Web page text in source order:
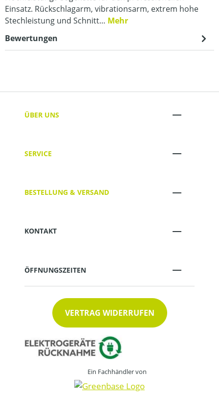
Einsatz. Rückschlagarm, vibrationsarm, extrem hohe
Stechleistung und Schnitt… Mehr
Bewertungen
ÜBER UNS
SERVICE
BESTELLUNG & VERSAND
KONTAKT
ÖFFNUNGSZEITEN
VERTRAG WIDERRUFEN
Ein Fachhändler von